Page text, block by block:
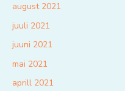
august 2021
juuli 2021
juuni 2021
mai 2021
aprill 2021